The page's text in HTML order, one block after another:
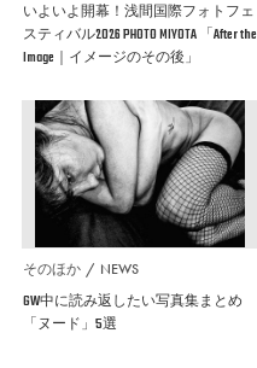
いよいよ開幕！浅間国際フォトフェ
スティバル2026 PHOTO MIYOTA 「After the
Image｜イメージのその後」
そのほか NEWS
GW中に読み返したい写真集まとめ
「ヌード」5選